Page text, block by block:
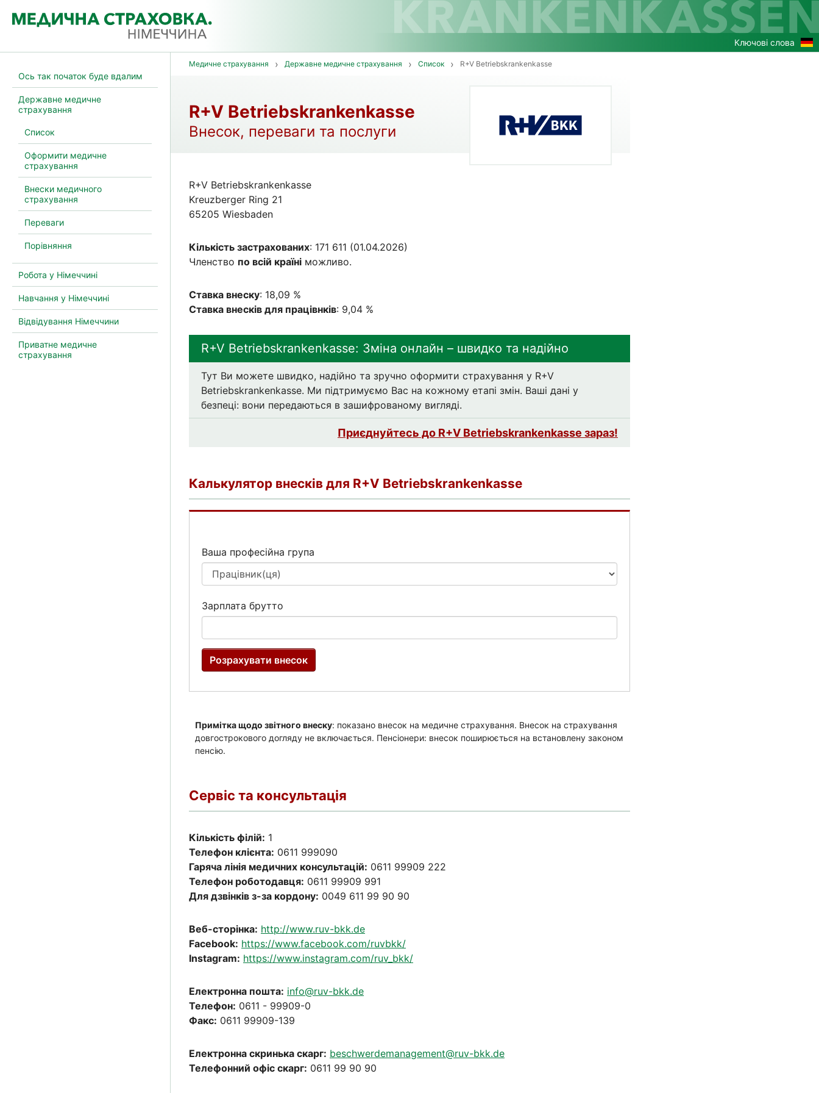
Ключові слова
Zur
Ось так початок буде вдалим
Державне медичне
страхування
Список
Оформити медичне
страхування
Внески медичного
страхування
Переваги
Порівняння
Робота у Німеччині
Навчання у Німеччині
Відвідування Німеччини
Приватне медичне
страхування
Медичне страхування Державне медичне страхування Список R+V Betriebskrankenkasse
R+V Betriebskrankenkasse
Внесок, переваги та послуги
R+V Betriebskrankenkasse
Kreuzberger Ring 21
65205 Wiesbaden
Кількість застрахованих: 171 611 (01.04.2026)
Членство по всій країні можливо.
Ставка внеску: 18,09 %
Ставка внесків для працівнків: 9,04 %
R+V Betriebskrankenkasse: Зміна онлайн – швидко та надійно
Тут Ви можете швидко, надійно та зручно оформити страхування у R+V
Betriebskrankenkasse. Ми підтримуємо Вас на кожному етапі змін. Ваші дані у
безпеці: вони передаються в зашифрованому вигляді.
Приєднуйтесь до R+V Betriebskrankenkasse зараз!
Сервіс та консультація
Кількість філій: 1
Телефон клієнта: 0611 999090
Гаряча лінія медичних консультацій: 0611 99909 222
Телефон роботодавця: 0611 99909 991
Для дзвінків з-за кордону: 0049 611 99 90 90
Веб-сторінка: http://www.ruv-bkk.de
Facebook: https://www.facebook.com/ruvbkk/
Instagram: https://www.instagram.com/ruv_bkk/
Електронна пошта: info@ruv-bkk.de
Телефон: 0611 - 99909-0
Факс: 0611 99909-139
Електронна скринька скарг: beschwerdemanagement@ruv-bkk.de
Телефонний офіс скарг: 0611 99 90 90